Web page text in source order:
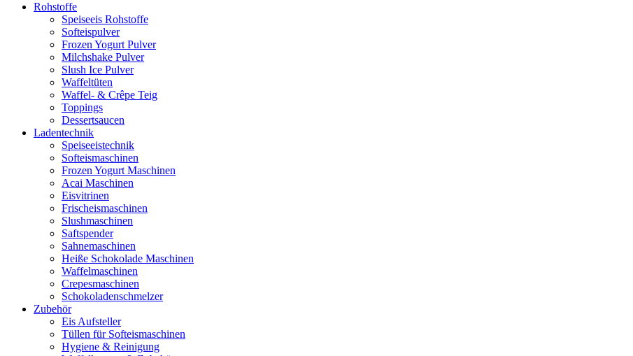
Rohstoffe
Speiseeis Rohstoffe
Softeispulver
Frozen Yogurt Pulver
Milchshake Pulver
Slush Ice Pulver
Waffeltüten
Waffel- & Crêpe Teig
Toppings
Dessertsaucen
Ladentechnik
Speiseeistechnik
Softeismaschinen
Frozen Yogurt Maschinen
Acai Maschinen
Eisvitrinen
Frischeismaschinen
Slushmaschinen
Saftspender
Sahnemaschinen
Heiße Schokolade Maschinen
Waffelmaschinen
Crepesmaschinen
Schokoladenschmelzer
Zubehör
Eis Aufsteller
Tüllen für Softeismaschinen
Hygiene & Reinigung